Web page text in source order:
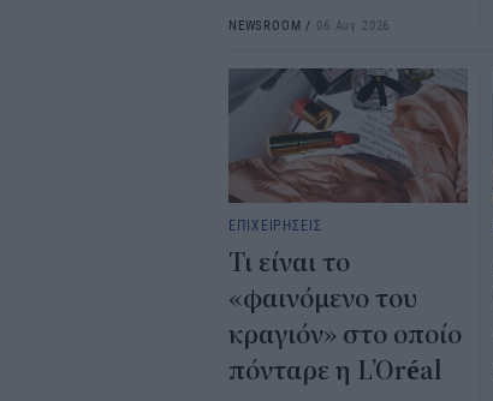
NEWSROOM / 06 Αυγ 2026
ΕΠΙΧΕΙΡΗΣΕΙΣ
Τι είναι το
«φαινόμενο του
κραγιόν» στο οποίο
πόνταρε η L’Oréal